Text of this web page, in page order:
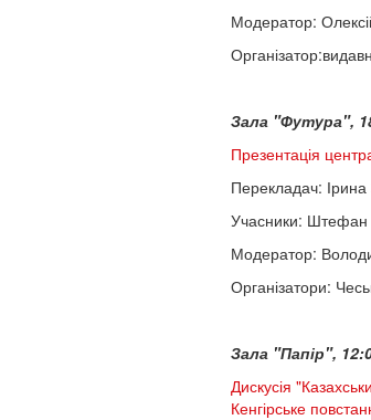
Модератор:
Зала "Футура",
Презентація
Перекладач: Ірина
Учасники: Штефан
Модератор:
Організатори:
Зала "Папір",
Дискусія
Кенгірське